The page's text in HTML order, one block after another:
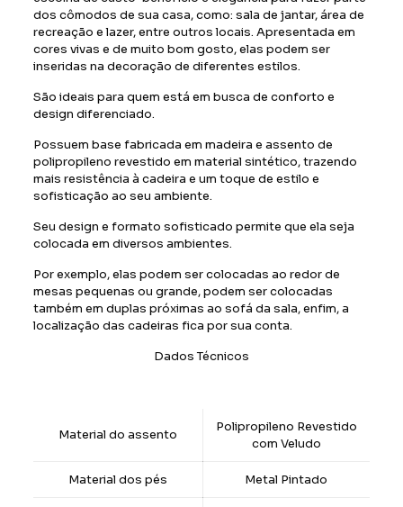
dos cômodos de sua casa, como: sala de jantar, área de
recreação e lazer, entre outros locais. Apresentada em
cores vivas e de muito bom gosto, elas podem ser
inseridas na decoração de diferentes estilos.
São ideais para quem está em busca de conforto e
design diferenciado.
Possuem base fabricada em madeira e assento de
polipropileno revestido em material sintético, trazendo
mais resistência à cadeira e um toque de estilo e
sofisticação ao seu ambiente.
Seu design e formato sofisticado permite que ela seja
colocada em diversos ambientes.
Por exemplo, elas podem ser colocadas ao redor de
mesas pequenas ou grande, podem ser colocadas
também em duplas próximas ao sofá da sala, enfim, a
localização das cadeiras fica por sua conta.
Dados Técnicos
Material do assento
Polipropileno Revestido
com Veludo
Material dos pés Metal Pintado